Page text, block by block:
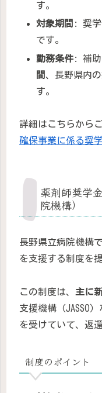
す。
対象期間 : 奨学
です。
勤務条件: 補助
間 、長野県内
す。
詳細はこちらから
確保事業に係る奨
薬剤師奨学
院機構）
長野県立病院機構
を支援する制度を
この制度は、 主に
支援機構（JASSO
を受けていて、返
制度のポイント